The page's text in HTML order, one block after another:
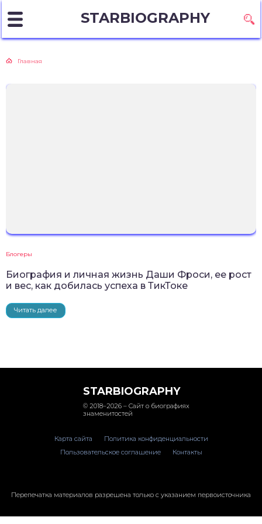
STARBIOGRAPHY
Главная
Блогеры
Биография и личная жизнь Даши Фроси, ее рост
и вес, как добилась успеха в ТикТоке
Читать далее
STARBIOGRAPHY
© 2018–2026 – Сайт о биографиях
знаменитостей
Карта сайта
Политика конфиденциальности
Пользовательское соглашение
Контакты
Перепечатка материалов разрешена только с указанием первоисточника